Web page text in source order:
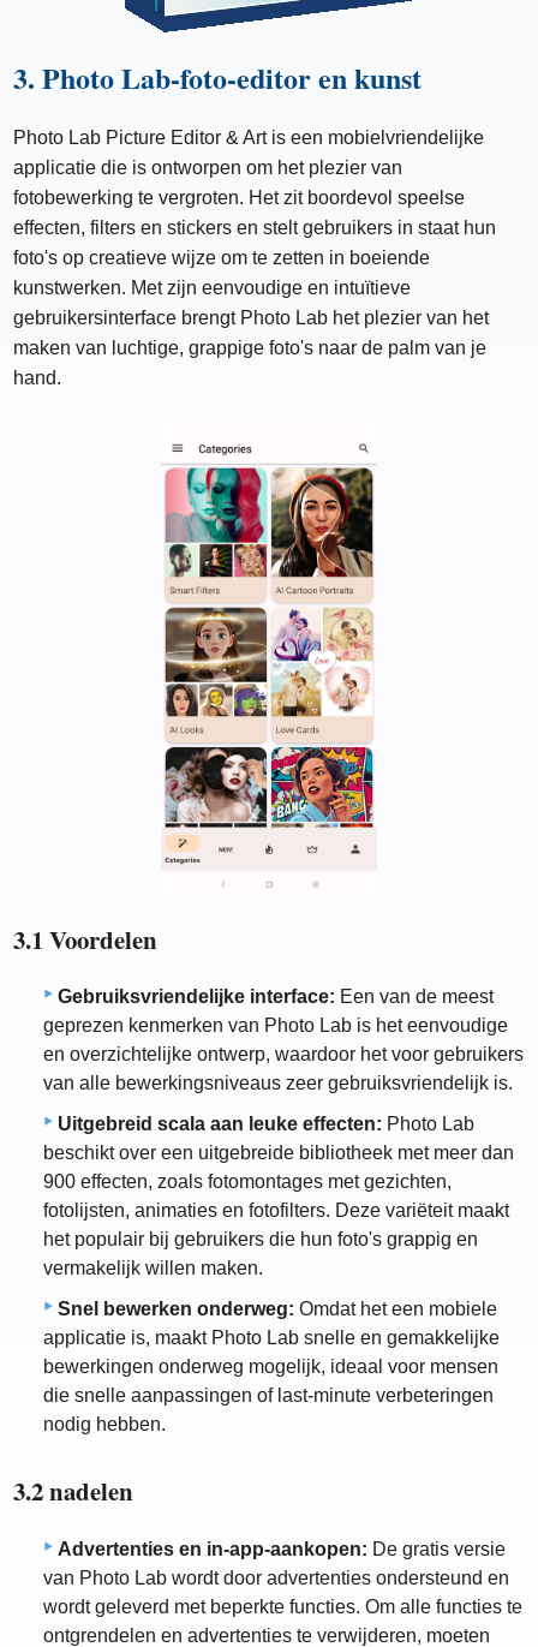
3. Photo Lab-foto-editor en kunst
Photo Lab Picture Editor & Art is een mobielvriendelijke
applicatie die is ontworpen om het plezier van
fotobewerking te vergroten. Het zit boordevol speelse
effecten, filters en stickers en stelt gebruikers in staat hun
foto's op creatieve wijze om te zetten in boeiende
kunstwerken. Met zijn eenvoudige en intuïtieve
gebruikersinterface brengt Photo Lab het plezier van het
maken van luchtige, grappige foto's naar de palm van je
hand.
3.1 Voordelen
Gebruiksvriendelijke interface: Een van de meest
geprezen kenmerken van Photo Lab is het eenvoudige
en overzichtelijke ontwerp, waardoor het voor gebruikers
van alle bewerkingsniveaus zeer gebruiksvriendelijk is.
Uitgebreid scala aan leuke effecten: Photo Lab
beschikt over een uitgebreide bibliotheek met meer dan
900 effecten, zoals fotomontages met gezichten,
fotolijsten, animaties en fotofilters. Deze variëteit maakt
het populair bij gebruikers die hun foto's grappig en
vermakelijk willen maken.
Snel bewerken onderweg: Omdat het een mobiele
applicatie is, maakt Photo Lab snelle en gemakkelijke
bewerkingen onderweg mogelijk, ideaal voor mensen
die snelle aanpassingen of last-minute verbeteringen
nodig hebben.
3.2 nadelen
Advertenties en in-app-aankopen: De gratis versie
van Photo Lab wordt door advertenties ondersteund en
wordt geleverd met beperkte functies. Om alle functies te
ontgrendelen en advertenties te verwijderen, moeten